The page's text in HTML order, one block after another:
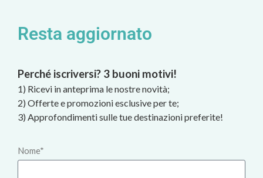
Resta aggiornato
Perché iscriversi? 3 buoni motivi!
1) Ricevi in anteprima le nostre novità;
2) Offerte e promozioni esclusive per te;
3) Approfondimenti sulle tue destinazioni preferite!
Nome*